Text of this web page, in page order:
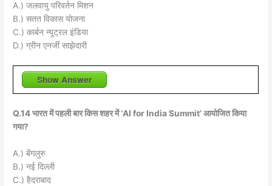
A.) जलवायु परिवर्तन मिशन
B.) सतत विकास योजना
C.) कार्बन न्यूट्रल इंडिया
D.) ग्रीन एनर्जी साझेदारी
Show Answer
Q.14 भारत में पहली बार किस शहर में ‘AI for India Summit’ आयोजित किया
गया?
A.) बेंगलुरु
B.) नई दिल्ली
C.) हैदराबाद